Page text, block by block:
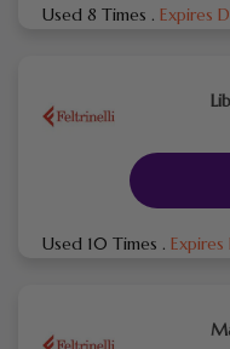
Used 8 Times . Expires
Used 10 Times .